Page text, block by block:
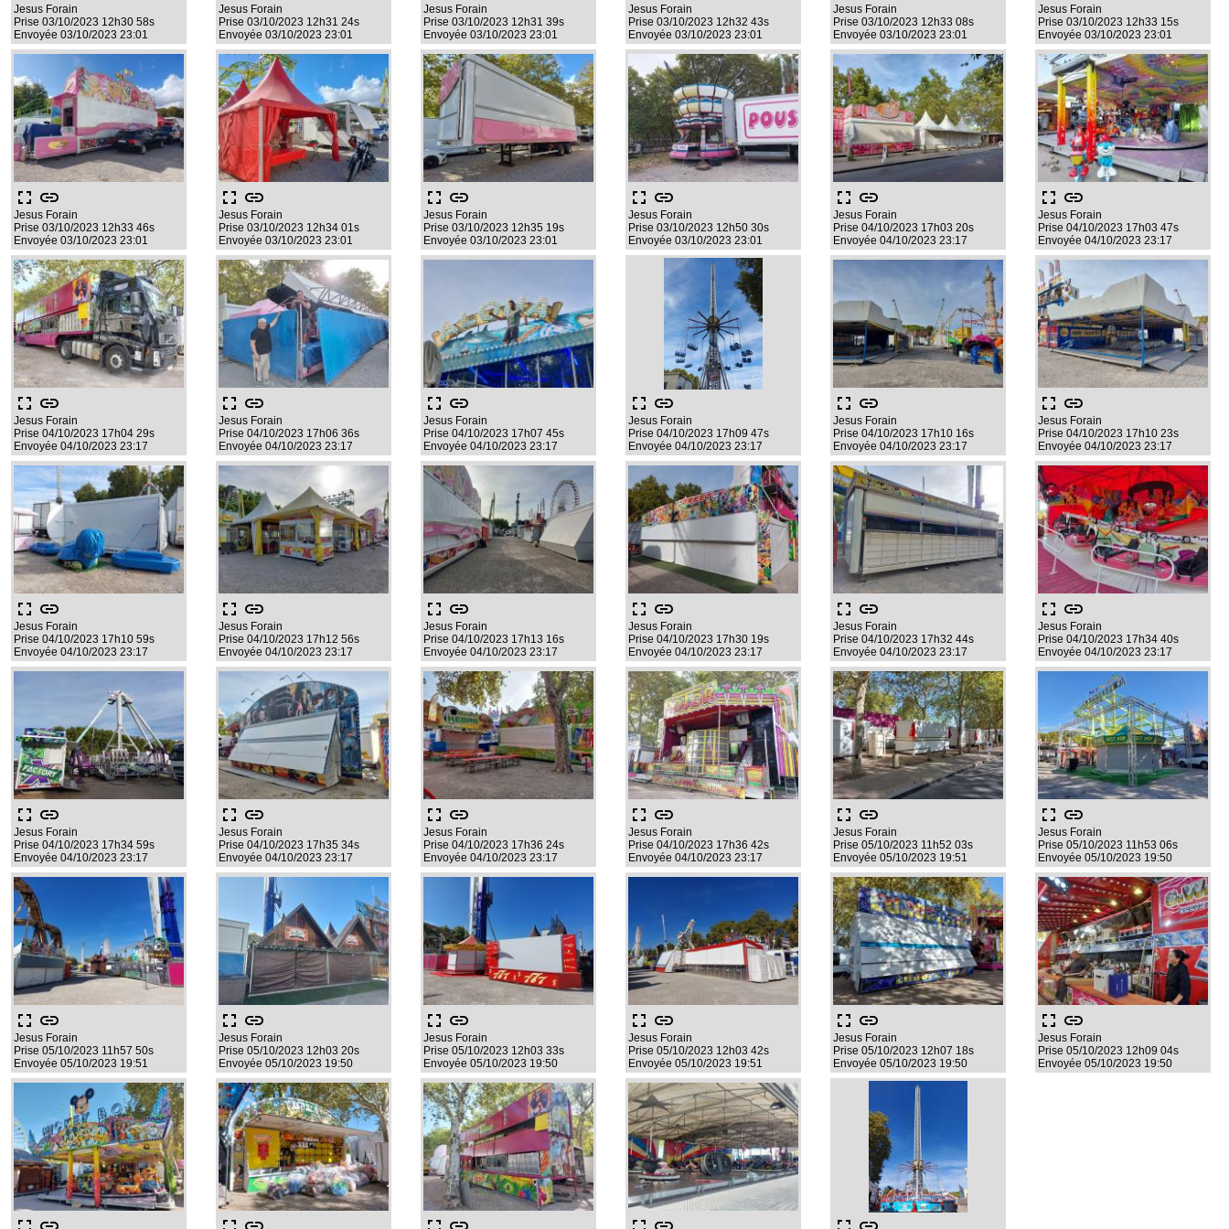
Jesus Forain
Prise 03/10/2023 12h30 58s
Envoyée 03/10/2023 23:01
Jesus Forain
Prise 03/10/2023 12h31 24s
Envoyée 03/10/2023 23:01
Jesus Forain
Prise 03/10/2023 12h31 39s
Envoyée 03/10/2023 23:01
Jesus Forain
Prise 03/10/2023 12h32 43s
Envoyée 03/10/2023 23:01
Jesus Forain
Prise 03/10/2023 12h33 08s
Envoyée 03/10/2023 23:01
Jesus Forain
Prise 03/10/2023 12h33 15s
Envoyée 03/10/2023 23:01
fullscreen link
Jesus Forain
Prise 03/10/2023 12h33 46s
Envoyée 03/10/2023 23:01
fullscreen link
Jesus Forain
Prise 03/10/2023 12h34 01s
Envoyée 03/10/2023 23:01
fullscreen link
Jesus Forain
Prise 03/10/2023 12h35 19s
Envoyée 03/10/2023 23:01
fullscreen link
Jesus Forain
Prise 03/10/2023 12h50 30s
Envoyée 03/10/2023 23:01
fullscreen link
Jesus Forain
Prise 04/10/2023 17h03 20s
Envoyée 04/10/2023 23:17
fullscreen link
Jesus Forain
Prise 04/10/2023 17h03 47s
Envoyée 04/10/2023 23:17
fullscreen link
Jesus Forain
Prise 04/10/2023 17h04 29s
Envoyée 04/10/2023 23:17
fullscreen link
Jesus Forain
Prise 04/10/2023 17h06 36s
Envoyée 04/10/2023 23:17
fullscreen link
Jesus Forain
Prise 04/10/2023 17h07 45s
Envoyée 04/10/2023 23:17
fullscreen link
Jesus Forain
Prise 04/10/2023 17h09 47s
Envoyée 04/10/2023 23:17
fullscreen link
Jesus Forain
Prise 04/10/2023 17h10 16s
Envoyée 04/10/2023 23:17
fullscreen link
Jesus Forain
Prise 04/10/2023 17h10 23s
Envoyée 04/10/2023 23:17
fullscreen link
Jesus Forain
Prise 04/10/2023 17h10 59s
Envoyée 04/10/2023 23:17
fullscreen link
Jesus Forain
Prise 04/10/2023 17h12 56s
Envoyée 04/10/2023 23:17
fullscreen link
Jesus Forain
Prise 04/10/2023 17h13 16s
Envoyée 04/10/2023 23:17
fullscreen link
Jesus Forain
Prise 04/10/2023 17h30 19s
Envoyée 04/10/2023 23:17
fullscreen link
Jesus Forain
Prise 04/10/2023 17h32 44s
Envoyée 04/10/2023 23:17
fullscreen link
Jesus Forain
Prise 04/10/2023 17h34 40s
Envoyée 04/10/2023 23:17
fullscreen link
Jesus Forain
Prise 04/10/2023 17h34 59s
Envoyée 04/10/2023 23:17
fullscreen link
Jesus Forain
Prise 04/10/2023 17h35 34s
Envoyée 04/10/2023 23:17
fullscreen link
Jesus Forain
Prise 04/10/2023 17h36 24s
Envoyée 04/10/2023 23:17
fullscreen link
Jesus Forain
Prise 04/10/2023 17h36 42s
Envoyée 04/10/2023 23:17
fullscreen link
Jesus Forain
Prise 05/10/2023 11h52 03s
Envoyée 05/10/2023 19:51
fullscreen link
Jesus Forain
Prise 05/10/2023 11h53 06s
Envoyée 05/10/2023 19:50
fullscreen link
Jesus Forain
Prise 05/10/2023 11h57 50s
Envoyée 05/10/2023 19:51
fullscreen link
Jesus Forain
Prise 05/10/2023 12h03 20s
Envoyée 05/10/2023 19:50
fullscreen link
Jesus Forain
Prise 05/10/2023 12h03 33s
Envoyée 05/10/2023 19:50
fullscreen link
Jesus Forain
Prise 05/10/2023 12h03 42s
Envoyée 05/10/2023 19:51
fullscreen link
Jesus Forain
Prise 05/10/2023 12h07 18s
Envoyée 05/10/2023 19:50
fullscreen link
Jesus Forain
Prise 05/10/2023 12h09 04s
Envoyée 05/10/2023 19:50